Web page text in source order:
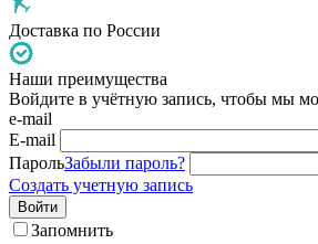
Доставка по России
Наши преимущества
Войдите в учётную запись, чтобы мы
e-mail
E-mail
ПарольЗабыли пароль?
Создать учетную запись
Войти
Запомнить